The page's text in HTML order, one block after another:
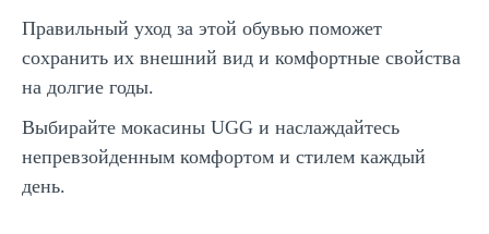
Правильный уход за этой обувью поможет
сохранить их внешний вид и комфортные свойства
на долгие годы.
Выбирайте мокасины UGG и наслаждайтесь
непревзойденным комфортом и стилем каждый
день.